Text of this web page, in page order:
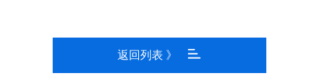
返回列表 》